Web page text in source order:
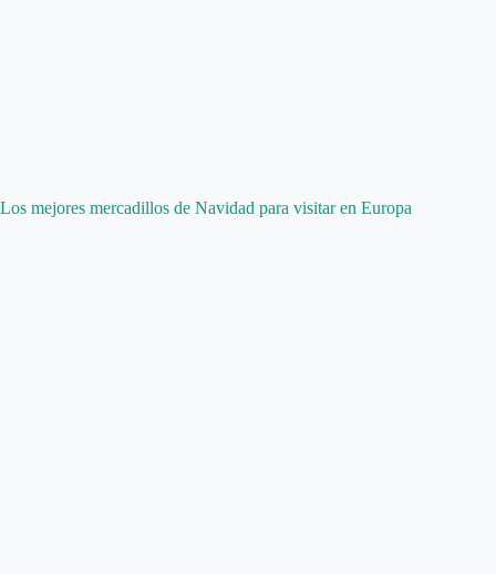
Los mejores mercadillos de Navidad para visitar en Europa